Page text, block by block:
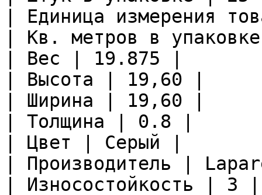
| Единица измерения
| Кв. метров в
| Вес | 19.875 |
| Высота | 19,60 |
| Ширина | 19,60 |
| Толщина | 0.8 |
| Цвет | Серый |
| Производитель |
| Износостойкость | 3 |